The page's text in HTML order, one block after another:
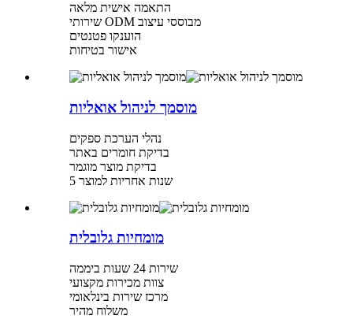
התאמה אישית מלאה
שירותי ODM מבוססי עיצוב
הוענקו פטנטים
אישור בטיחות
מוסמך לניהול אואליות
נהלי הערכת ספקים
בדיקת חומרים באתר
בדיקת מוצר מוגמר
5 שנות אחריות למוצר
מומחיות גלובלית
שירות 24 שעות ביממה
צוות מכירות מקצועי
מרכז שירות בינלאומי
משלוח מהיר